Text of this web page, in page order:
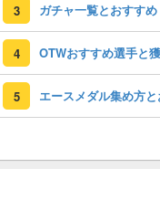
3 ガチャ一覧とおすす
4 OTWおすすめ選手と
5 エースメダル集め方